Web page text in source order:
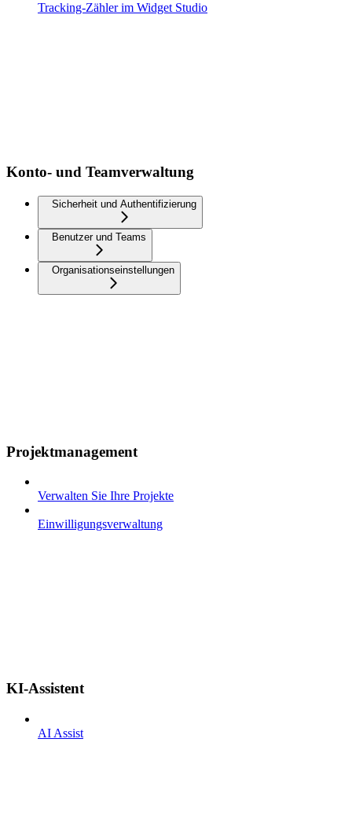
Tracking-Zähler im Widget Studio
Konto- und Teamverwaltung
Sicherheit und Authentifizierung
Benutzer und Teams
Organisationseinstellungen
Projektmanagement
Verwalten Sie Ihre Projekte
Einwilligungsverwaltung
KI-Assistent
AI Assist